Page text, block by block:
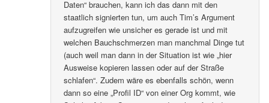
Daten“ brauchen, kann ich das dann mit den
staatlich signierten tun, um auch Tim’s Argument
aufzugreifen wie unsicher es gerade ist und mit
welchen Bauchschmerzen man manchmal Dinge tut
(auch weil man dann in der Situation ist wie „hier
Ausweise kopieren lassen oder auf der Straße
schlafen“. Zudem wäre es ebenfalls schön, wenn
dann so eine „Profil ID“ von einer Org kommt, wie